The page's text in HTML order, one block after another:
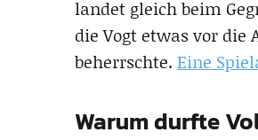
landet gleich beim
die Vogt etwas vor
beherrschte. Eine
Warum durfte